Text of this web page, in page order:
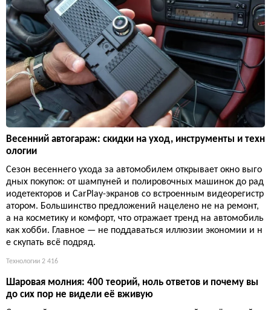
Весенний автогараж: скидки на уход, инструменты и техн
ологии
Сезон весеннего ухода за автомобилем открывает окно выго
дных покупок: от шампуней и полировочных машинок до рад
иодетекторов и CarPlay-экранов со встроенным видеорегистр
атором. Большинство предложений нацелено не на ремонт,
а на косметику и комфорт, что отражает тренд на автомобиль
как хобби. Главное — не поддаваться иллюзии экономии и н
е скупать всё подряд.
Технологии 2 416
Шаровая молния: 400 теорий, ноль ответов и почему вы
до сих пор не видели её вживую